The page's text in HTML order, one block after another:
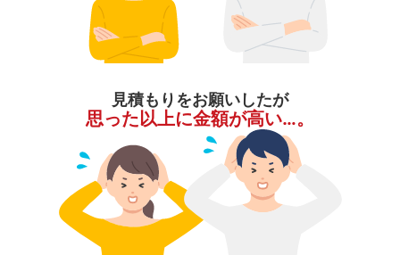
見積もりをお願いしたが
思った以上に金額が高い…。